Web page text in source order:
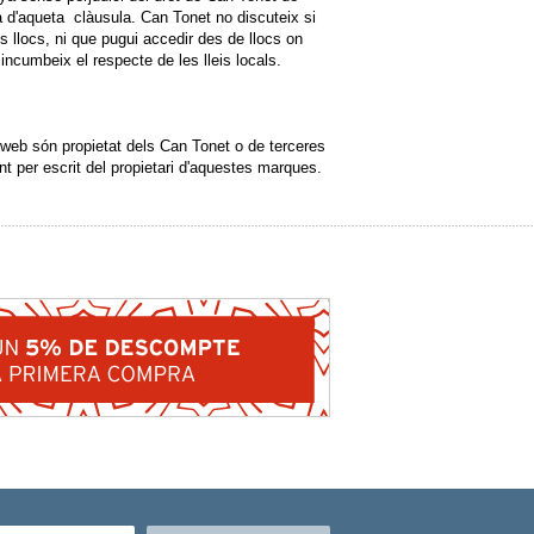
d'aqueta clàusula. Can Tonet no discuteix si
llocs, ni que pugui accedir des de llocs on
el respecte de les lleis locals.
són propietat dels Can Tonet o de terceres
per escrit del propietari d'aquestes marques.